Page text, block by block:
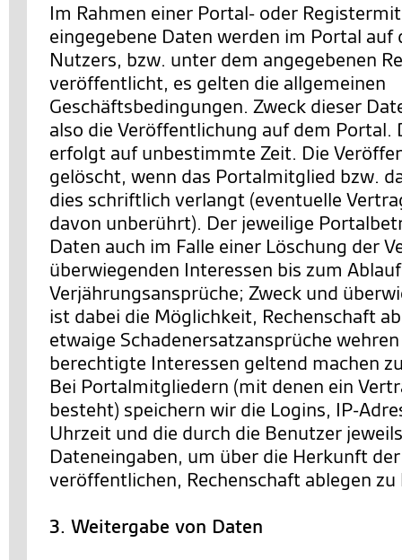
Im Rahmen einer Portal- oder
eingegebene Daten werden im Portal auf
Nutzers, bzw. unter dem angegebenen
veröffentlicht, es gelten die allgemeinen
Geschäftsbedingungen. Zweck dieser
also die Veröffentlichung auf dem Portal.
erfolgt auf unbestimmte Zeit. Die
gelöscht, wenn das Portalmitglied bzw.
dies schriftlich verlangt (eventuelle
davon unberührt). Der jeweilige
Daten auch im Falle einer Löschung der
überwiegenden Interessen bis zum
Verjährungsansprüche; Zweck und
ist dabei die Möglichkeit, Rechenschaft
etwaige Schadenersatzansprüche
berechtigte Interessen geltend machen
Bei Portalmitgliedern (mit denen ein
besteht) speichern wir die Logins, IP-
Uhrzeit und die durch die Benutzer
Dateneingaben, um über die Herkunft
veröffentlichen, Rechenschaft ablegen zu
3. Weitergabe von Daten